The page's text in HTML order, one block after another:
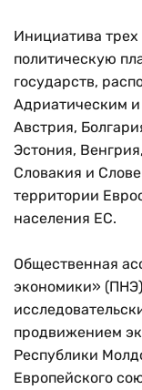
Инициатива трех
политическую
государств,
Адриатическим
Австрия,
Эстония,
Словакия и
территории
населения ЕС.
Общественная
экономики»
продвижением
Республики
Европейского